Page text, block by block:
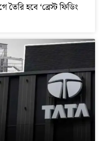
তৈরি হবে ‘ব্রেস্ট ফিডিং